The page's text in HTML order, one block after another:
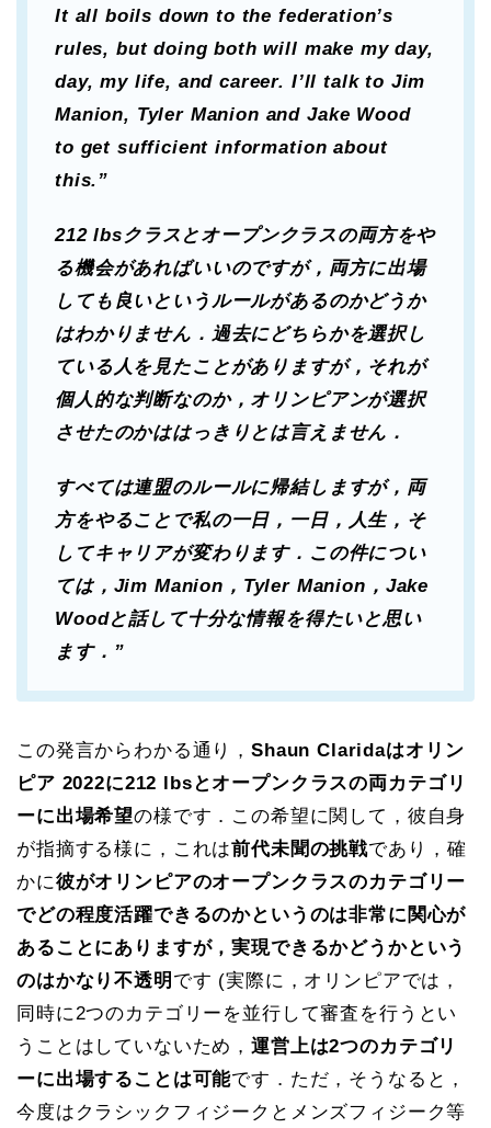
It all boils down to the federation’s
rules, but doing both will make my day,
day, my life, and career. I’ll talk to Jim
Manion, Tyler Manion and Jake Wood
to get sufficient information about
this.”
212 lbsクラスとオープンクラスの両方をや
る機会があればいいのですが，両方に出場
しても良いというルールがあるのかどうか
はわかりません．過去にどちらかを選択し
ている人を見たことがありますが，それが
個人的な判断なのか，オリンピアンが選択
させたのかははっきりとは言えません．
すべては連盟のルールに帰結しますが，両
方をやることで私の一日，一日，人生，そ
してキャリアが変わります．この件につい
ては，Jim Manion，Tyler Manion，Jake
Woodと話して十分な情報を得たいと思い
ます．”
この発言からわかる通り，Shaun Claridaはオリン
ピア 2022に212 lbsとオープンクラスの両カテゴリ
ーに出場希望の様です．この希望に関して，彼自身
が指摘する様に，これは前代未聞の挑戦であり，確
かに彼がオリンピアのオープンクラスのカテゴリー
でどの程度活躍できるのかというのは非常に関心が
あることにありますが，実現できるかどうかという
のはかなり不透明 です (実際に，オリンピアでは，
同時に2つのカテゴリーを並行して審査を行うとい
うことはしていないため，運営上は2つのカテゴリ
ーに出場することは可能です．ただ，そうなると，
今度はクラシックフィジークとメンズフィジーク等